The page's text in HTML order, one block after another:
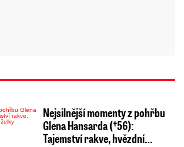
Nejsilnější momenty z pohřbu
Glena Hansarda (†56):
Tajemství rakve, hvězdní…